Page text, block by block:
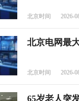
北京时间 2026-
北京电网最
北京时间 2026-
65岁老人突